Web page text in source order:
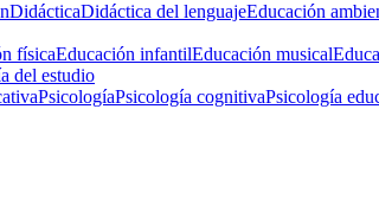
DidácticaDidáctica del lenguajeEducación
físicaEducación infantilEducación musical
del estudio
PsicologíaPsicología cognitivaPsicología